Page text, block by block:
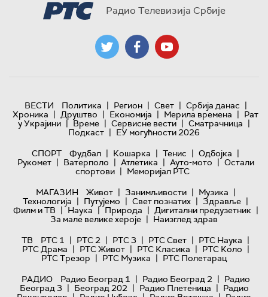
Радио Телевизија Србије
ВЕСТИ Политика | Регион | Свет | Србија данас |
Хроника | Друштво | Економија | Мерила времена | Рат
у Украјини | Време | Сервисне вести | Сматрачница |
Подкаст | ЕУ могућности 2026
СПОРТ
Фудбал | Кошарка | Тенис | Одбојка |
Рукомет | Ватерполо | Атлетика | Ауто-мото | Остали
спортови | Меморијал РТС
МАГАЗИН
Живот | Занимљивости | Музика |
Технологијa | Путујемо | Свет познатих | Здравље |
Филм и ТВ | Наука | Природа | Дигитални предузетник |
За мале велике хероје | Наизглед здрав
ТВ
РТС 1 | РТС 2 | РТС 3 | РТС Свет | РТС Наука |
РТС Драма | РТС Живот | РТС Класика | РТС Коло |
РТС Трезор | РТС Музика | РТС Полетарац
РАДИО
Радио Београд 1 | Радио Београд 2 | Радио
Београд 3 | Београд 202 | Радио Плетеница | Радио